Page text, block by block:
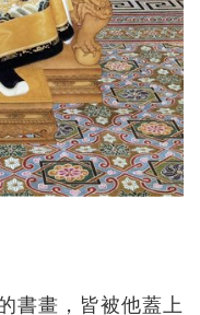
書畫，皆被他蓋上